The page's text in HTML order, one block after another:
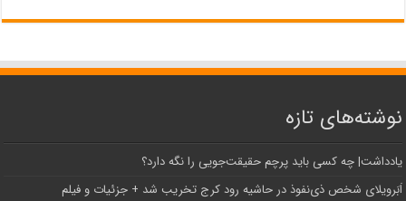
نوشته‌های تازه
یادداشت| ‌چه کسی باید پرچم حقیقت‌جویی را نگه دارد؟
اَبَر‌ویلای شخص ذی‌نفوذ در حاشیه‌ رود کرج تخریب شد + جزئیات و فیلم